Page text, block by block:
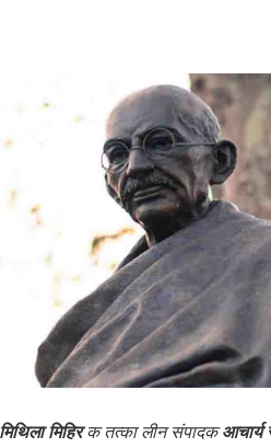
मिथिला मिहिरक तत्का लीन संपादकआचार्य